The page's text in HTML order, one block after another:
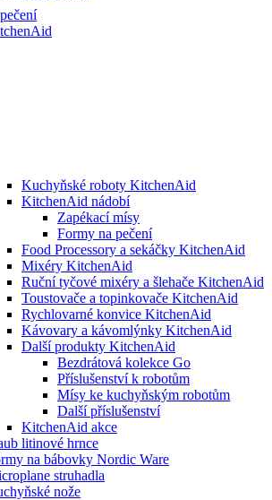
Kuchyňské roboty KitchenAid
KitchenAid nádobí
Zapékací mísy
Formy na pečení
Food Processory a sekáčky KitchenAid
Mixéry KitchenAid
Ruční tyčové mixéry a šlehače KitchenAid
Toustovače a topinkovače KitchenAid
Rychlovarné konvice KitchenAid
Kávovary a kávomlýnky KitchenAid
Další produkty KitchenAid
Bezdrátová kolekce Go
Příslušenství k robotům
Mísy ke kuchyňským robotům
Další příslušenství
KitchenAid akce
litinové hrnce
na bábovky Nordic Ware
struhadla
nože